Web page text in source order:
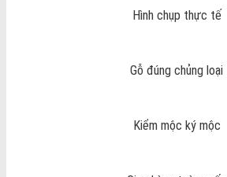
Hình chụp thực tế
Gỗ đúng chủng loại
Kiểm mộc ký mộc